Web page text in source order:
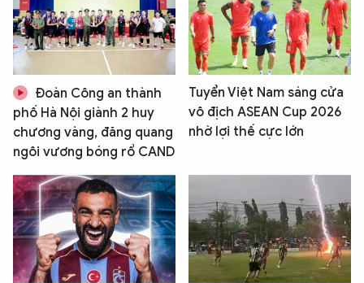
Đoàn Công an thành
phố Hà Nội giành 2 huy
chương vàng, đăng quang
ngôi vương bóng rổ CAND
Tuyển Việt Nam sáng cửa
vô địch ASEAN Cup 2026
nhờ lợi thế cực lớn